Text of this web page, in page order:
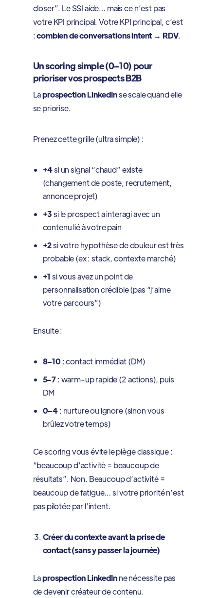
closer”. Le SSI aide… mais ce n’est pas
votre KPI principal. Votre KPI principal, c’est
:combien de conversations intent → RDV.
Un scoring simple (0–10) pour
prioriser vos prospects B2B
Laprospection LinkedInse scale quand elle
se priorise.
Prenez cette grille (ultra simple) :
+4si un signal “chaud” existe
(changement de poste, recrutement,
annonce projet)
+3si le prospect a interagi avec un
contenu lié à votre pain
+2si votre hypothèse de douleur est très
probable (ex : stack, contexte marché)
+1 si vous avez un point de
personnalisation crédible (pas “j’aime
votre parcours”)
Ensuite :
8–10 : contact immédiat (DM)
5–7: warm-up rapide (2 actions), puis
DM
0–4: nurture ou ignore (sinon vous
brûlez votre temps)
Ce scoring vous évite le piège classique :
“beaucoup d’activité = beaucoup de
résultats”. Non. Beaucoup d’activité =
beaucoup de fatigue… si votre priorité n’est
pas pilotée par l’intent.
Créer du contexte avant la prise de
contact (sans y passer la journée)
Laprospection LinkedInne nécessite pas
de devenir créateur de contenu.